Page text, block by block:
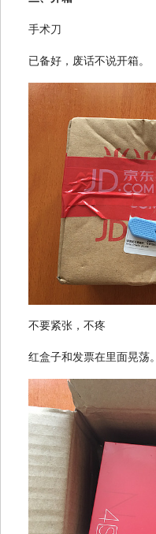
手术刀
已备好，废话不说开箱。
不要紧张，不疼
红盒子和发票在里面晃荡。